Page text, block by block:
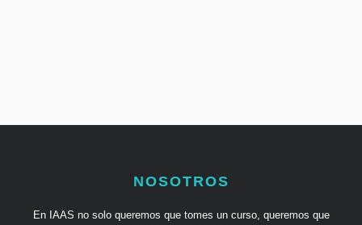
NOSOTROS
En IAAS no solo queremos que tomes un curso, queremos que